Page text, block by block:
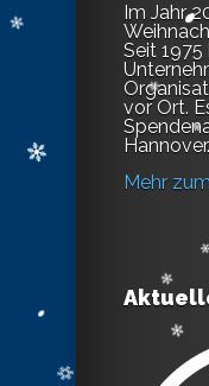
Im Jahr
Seit 1975
vor Ort.
Hannover.
Mehr